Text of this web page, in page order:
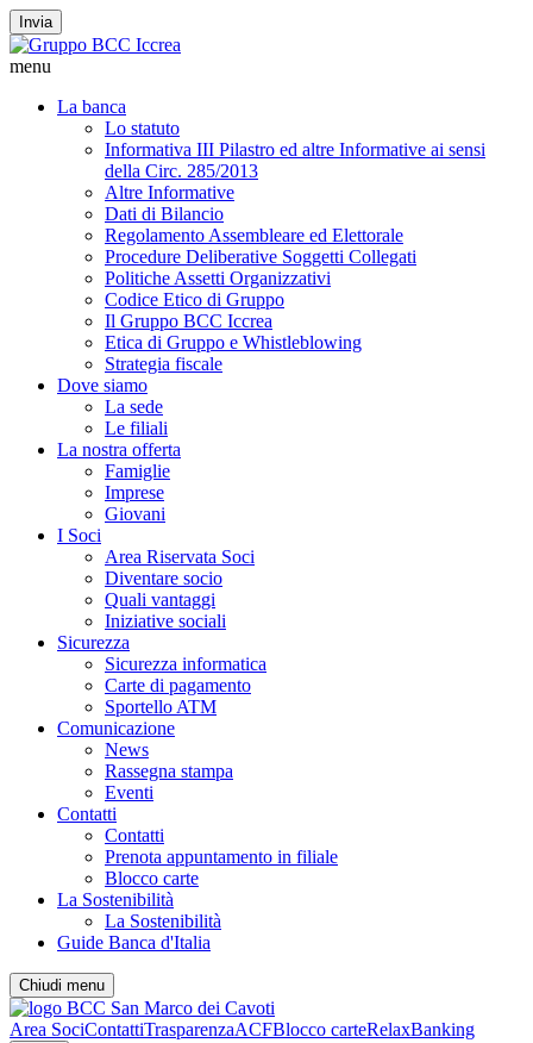
Invia
menu
La banca
Lo statuto
Informativa III Pilastro ed altre Informative ai sensi
della Circ. 285/2013
Altre Informative
Dati di Bilancio
Regolamento Assembleare ed Elettorale
Procedure Deliberative Soggetti Collegati
Politiche Assetti Organizzativi
Codice Etico di Gruppo
Il Gruppo BCC Iccrea
Etica di Gruppo e Whistleblowing
Strategia fiscale
Dove siamo
La sede
Le filiali
La nostra offerta
Famiglie
Imprese
Giovani
I Soci
Area Riservata Soci
Diventare socio
Quali vantaggi
Iniziative sociali
Sicurezza
Sicurezza informatica
Carte di pagamento
Sportello ATM
Comunicazione
News
Rassegna stampa
Eventi
Contatti
Contatti
Prenota appuntamento in filiale
Blocco carte
La Sostenibilità
La Sostenibilità
Guide Banca d'Italia
Chiudi menu
Area SociContattiTrasparenzaACFBlocco carteRelaxBanking